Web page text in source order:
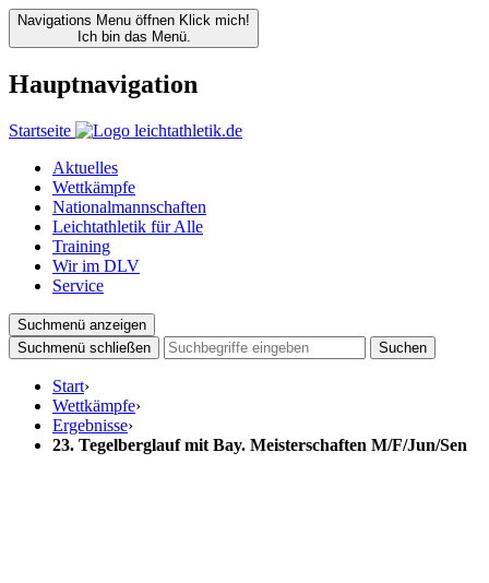
Navigations Menu öffnen Klick mich!
Ich bin das Menü.
Hauptnavigation
Startseite
Aktuelles
Wettkämpfe
Nationalmannschaften
Leichtathletik für Alle
Training
Wir im DLV
Service
Suchmenü anzeigen
Suchmenü schließen
Suchen
Start›
Wettkämpfe›
Ergebnisse›
23. Tegelberglauf mit Bay. Meisterschaften M/F/Jun/Sen